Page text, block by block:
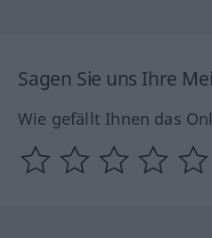
Sagen Sie uns Ihre
Wie gefällt Ihnen das